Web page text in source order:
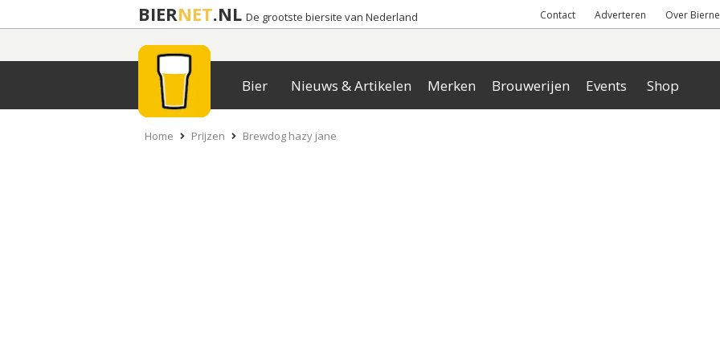
BIERNET.NL De grootste biersite van Nederland Contact Adverteren Over
Bier Nieuws & Artikelen Merken Brouwerijen Events Shop
Home Prijzen Brewdog hazy jane